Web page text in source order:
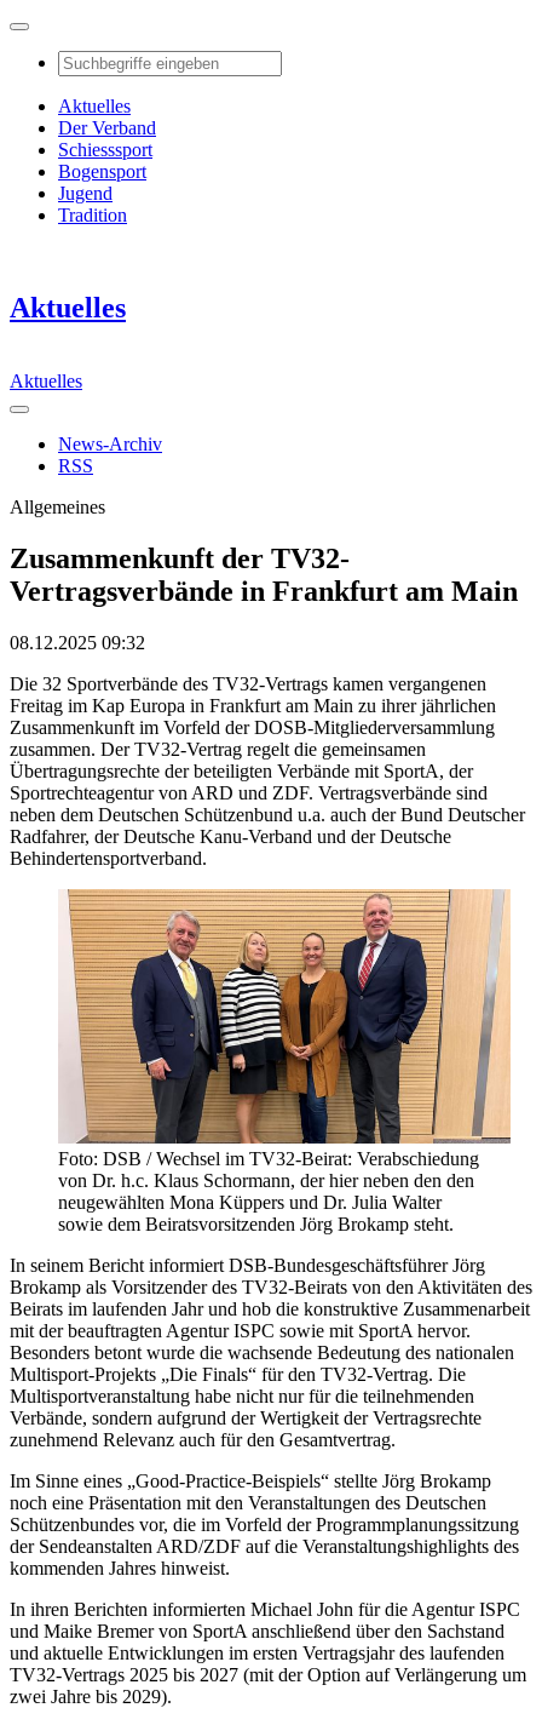
Aktuelles
Der Verband
Schiesssport
Bogensport
Jugend
Tradition
Aktuelles
Aktuelles
News-Archiv
RSS
Allgemeines
Zusammenkunft der TV32-
Vertragsverbände in Frankfurt am Main
08.12.2025 09:32
Die 32 Sportverbände des TV32-Vertrags kamen vergangenen
Freitag im Kap Europa in Frankfurt am Main zu ihrer jährlichen
Zusammenkunft im Vorfeld der DOSB-Mitgliederversammlung
zusammen. Der TV32-Vertrag regelt die gemeinsamen
Übertragungsrechte der beteiligten Verbände mit SportA, der
Sportrechteagentur von ARD und ZDF. Vertragsverbände sind
neben dem Deutschen Schützenbund u.a. auch der Bund Deutscher
Radfahrer, der Deutsche Kanu-Verband und der Deutsche
Behindertensportverband.
Foto: DSB / Wechsel im TV32-Beirat: Verabschiedung
von Dr. h.c. Klaus Schormann, der hier neben den den
neugewählten Mona Küppers und Dr. Julia Walter
sowie dem Beiratsvorsitzenden Jörg Brokamp steht.
In seinem Bericht informiert DSB-Bundesgeschäftsführer Jörg
Brokamp als Vorsitzender des TV32-Beirats von den Aktivitäten des
Beirats im laufenden Jahr und hob die konstruktive Zusammenarbeit
mit der beauftragten Agentur ISPC sowie mit SportA hervor.
Besonders betont wurde die wachsende Bedeutung des nationalen
Multisport-Projekts „Die Finals“ für den TV32-Vertrag. Die
Multisportveranstaltung habe nicht nur für die teilnehmenden
Verbände, sondern aufgrund der Wertigkeit der Vertragsrechte
zunehmend Relevanz auch für den Gesamtvertrag.
Im Sinne eines „Good-Practice-Beispiels“ stellte Jörg Brokamp
noch eine Präsentation mit den Veranstaltungen des Deutschen
Schützenbundes vor, die im Vorfeld der Programmplanungssitzung
der Sendeanstalten ARD/ZDF auf die Veranstaltungshighlights des
kommenden Jahres hinweist.
In ihren Berichten informierten Michael John für die Agentur ISPC
und Maike Bremer von SportA anschließend über den Sachstand
und aktuelle Entwicklungen im ersten Vertragsjahr des laufenden
TV32-Vertrags 2025 bis 2027 (mit der Option auf Verlängerung um
zwei Jahre bis 2029).